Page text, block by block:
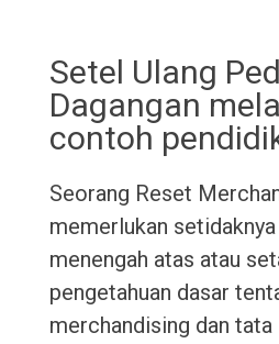
Setel Ulang
Dagangan
contoh
Seorang Reset
memerlukan
menengah atas atau
pengetahuan dasar
merchandising dan